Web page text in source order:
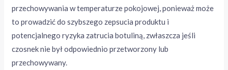
przechowywania w temperaturze pokojowej, ponieważ może
to prowadzić do szybszego zepsucia produktu i
potencjalnego ryzyka zatrucia botuliną, zwłaszcza jeśli
czosnek nie był odpowiednio przetworzony lub
przechowywany.